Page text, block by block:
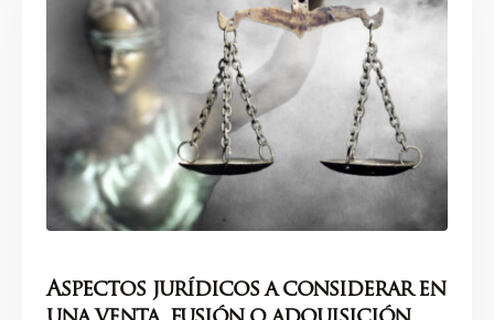
Aspectos jurídicos a considerar en